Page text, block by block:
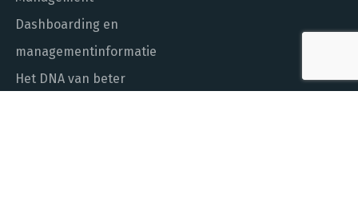
Dashboarding en
managementinformatie
Het DNA van beter